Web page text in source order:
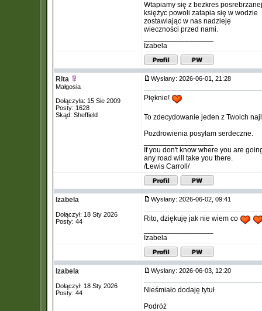
Wtapiamy się z bezkres
księżyc powoli zatapia się w wodzie
zostawiając w nas nadzieję
wieczności przed nami.
Izabela
Rita
Małgosia
Dołączyła: 15 Sie 2009
Posty: 1628
Skąd: Sheffield
Wysłany: 2026-06-01, 21:28
Pięknie!
To zdecydowanie jeden z Twoich
Pozdrowienia posyłam serdeczne.
If you don't know where you are
any road will take you there.
/Lewis Carroll/
Izabela
Dołączył: 18 Sty 2026
Posty: 44
Wysłany: 2026-06-02, 09:41
Rito, dziękuję jak nie wiem co
Izabela
Izabela
Dołączył: 18 Sty 2026
Posty: 44
Wysłany: 2026-06-03, 12:20
Nieśmiało dodaję tytuł
Podróż